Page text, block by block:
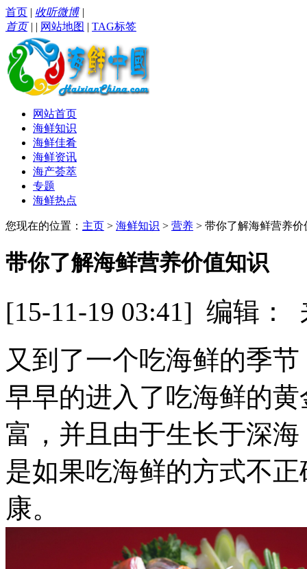
首页 | 收听微博|
首页| | 网站地图 | TAG标签
网站首页
海鲜知识
海鲜佳肴
海鲜资讯
海产荟萃
专题
海鲜热点
您现在的位置： 主页 > 海鲜知识 > 营养 > 带你了解海鲜营养价
带你了解海鲜营养价值知识
[15-11-19 03:41] 编辑
又到了一个吃海鲜的季
早早的进入了吃海鲜的
富，并且由于生长于深
是如果吃海鲜的方式不
康。